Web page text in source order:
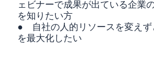
ェビナーで成果が出ている企業
を知りたい方
● 自社の人的リソースを変えず
を最大化したい